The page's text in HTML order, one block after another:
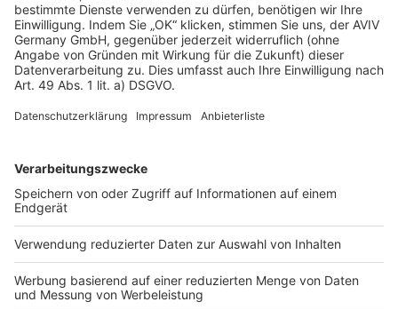
AGB-Übersicht
Datenschutz
Impressum
Services
Bauprojekt-Quiz
Häuser-Suche
Hausanbieter-Suche
Bauprojekt-Profil